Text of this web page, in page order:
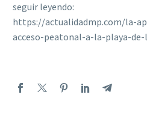
seguir leyendo:
https://actualidadmp.com/la-
acceso-peatonal-a-la-playa-